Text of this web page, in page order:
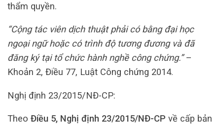
thẩm quyền.
“Cộng tác viên dịch thuật phải có bằng đại học
ngoại ngữ hoặc có trình độ tương đương và đã
đăng ký tại tổ chức hành nghề công chứng.”–
Khoản 2, Điều 77, Luật Công chứng 2014.
Nghị định 23/2015/NĐ-CP:
Theo Điều 5, Nghị định 23/2015/NĐ-CP về cấp bản